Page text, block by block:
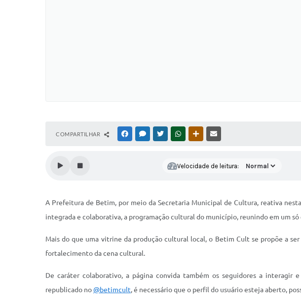
COMPARTILHAR FACEBOOKMESSENGER
TWITTERWHATSAPPOUTRAS MÍDIAS
Velocidade de leitura:
A Prefeitura de Betim, por meio da Secretaria Municipal de Cultura, reativa
integrada e colaborativa, a programação cultural do município, reunindo em um
Mais do que uma vitrine da produção cultural local, o Betim Cult se propõe a
fortalecimento da cena cultural.
De caráter colaborativo, a página convida também os seguidores a
republicado no @betimcult, é necessário que o perfil do usuário esteja aberto,